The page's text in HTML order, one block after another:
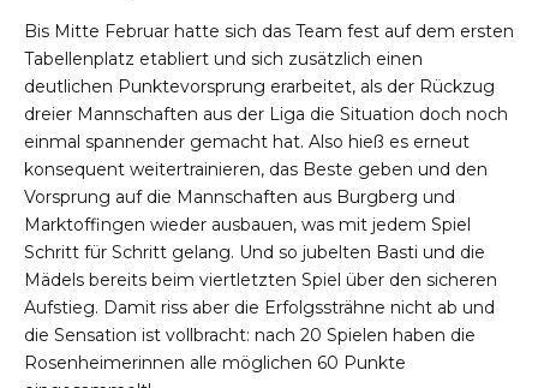
Bis Mitte Februar hatte sich das Team fest auf dem ersten
Tabellenplatz etabliert und sich zusätzlich einen
deutlichen Punktevorsprung erarbeitet, als der Rückzug
dreier Mannschaften aus der Liga die Situation doch noch
einmal spannender gemacht hat. Also hieß es erneut
konsequent weitertrainieren, das Beste geben und den
Vorsprung auf die Mannschaften aus Burgberg und
Marktoffingen wieder ausbauen, was mit jedem Spiel
Schritt für Schritt gelang. Und so jubelten Basti und die
Mädels bereits beim viertletzten Spiel über den sicheren
Aufstieg. Damit riss aber die Erfolgssträhne nicht ab und
die Sensation ist vollbracht: nach 20 Spielen haben die
Rosenheimerinnen alle möglichen 60 Punkte